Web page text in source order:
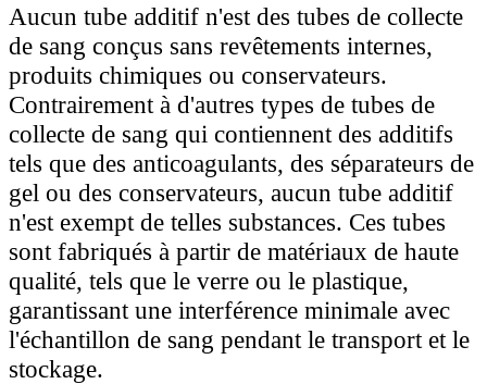
Aucun tube additif n'est des tubes de collecte
de sang conçus sans revêtements internes,
produits chimiques ou conservateurs.
Contrairement à d'autres types de tubes de
collecte de sang qui contiennent des additifs
tels que des anticoagulants, des séparateurs de
gel ou des conservateurs, aucun tube additif
n'est exempt de telles substances. Ces tubes
sont fabriqués à partir de matériaux de haute
qualité, tels que le verre ou le plastique,
garantissant une interférence minimale avec
l'échantillon de sang pendant le transport et le
stockage.